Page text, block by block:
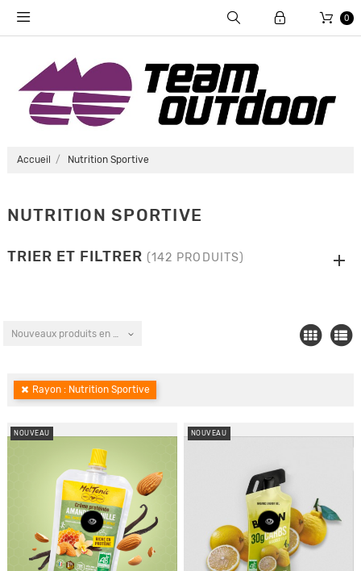
0
Accueil Nutrition Sportive
NUTRITION SPORTIVE
TRIER ET FILTRER (142 PRODUITS)
Nouveaux produits en premier
Rayon : Nutrition Sportive
NOUVEAU NOUVEAU